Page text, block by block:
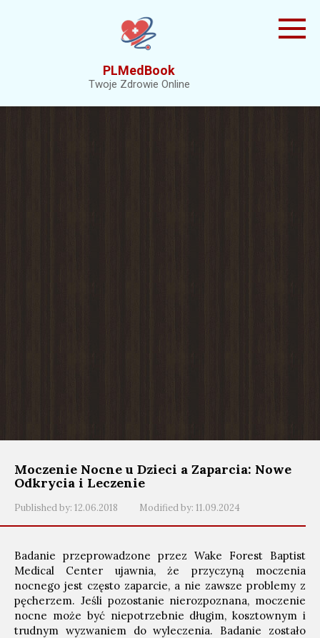
PLMedBook
Twoje Zdrowie Online
Moczenie Nocne u Dzieci a Zaparcia: Nowe
Odkrycia i Leczenie
Published by: 12.06.2018 Modified by: 11.09.2024
Badanie przeprowadzone przez Wake Forest Baptist
Medical Center ujawnia, że ​​przyczyną moczenia
nocnego jest często zaparcie, a nie zawsze problemy z
pęcherzem. Jeśli pozostanie nierozpoznana, moczenie
nocne może być niepotrzebnie długim, kosztownym i
trudnym wyzwaniem do wyleczenia. Badanie zostało